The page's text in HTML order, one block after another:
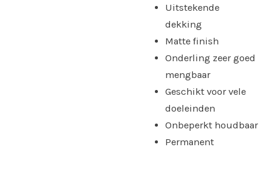
Uitstekende
dekking
Matte finish
Onderling zeer goed
mengbaar
Geschikt voor vele
doeleinden
Onbeperkt houdbaar
Permanent